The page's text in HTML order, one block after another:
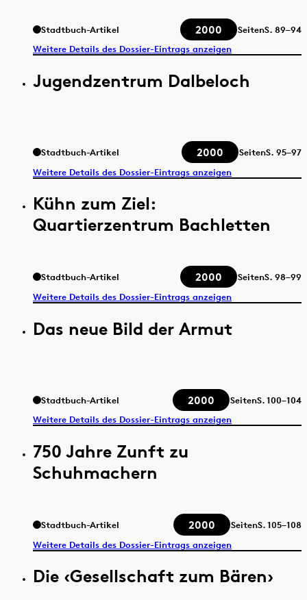
Stadtbuch-Artikel 2000 SeitenS. 89–94
Weitere Details des Dossier-Eintrags anzeigen
Jugendzentrum Dalbeloch
Stadtbuch-Artikel 2000 SeitenS. 95–97
Weitere Details des Dossier-Eintrags anzeigen
Kühn zum Ziel:
Quartierzentrum Bachletten
Stadtbuch-Artikel 2000 SeitenS. 98–99
Weitere Details des Dossier-Eintrags anzeigen
Das neue Bild der Armut
Stadtbuch-Artikel 2000 SeitenS.100–104
Weitere Details des Dossier-Eintrags anzeigen
750 Jahre Zunft zu
Schuhmachern
Stadtbuch-Artikel 2000 SeitenS.105–108
Weitere Details des Dossier-Eintrags anzeigen
Die ‹Gesellschaft zum Bären›